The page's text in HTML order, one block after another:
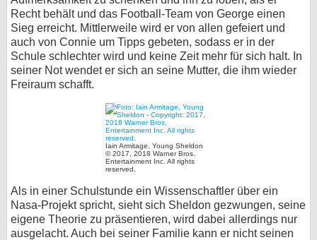
Recht behält und das Football-Team von George einen
Sieg erreicht. Mittlerweile wird er von allen gefeiert und
auch von Connie um Tipps gebeten, sodass er in der
Schule schlechter wird und keine Zeit mehr für sich halt. In
seiner Not wendet er sich an seine Mutter, die ihm wieder
Freiraum schafft.
Iain Armitage, Young Sheldon
© 2017, 2018 Warner Bros.
Entertainment Inc. All rights
reserved.
Als in einer Schulstunde ein Wissenschaftler über ein
Nasa-Projekt spricht, sieht sich Sheldon gezwungen, seine
eigene Theorie zu präsentieren, wird dabei allerdings nur
ausgelacht. Auch bei seiner Familie kann er nicht seinen